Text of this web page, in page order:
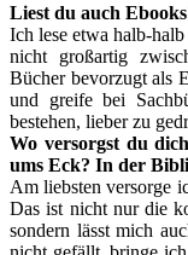
Liest du auch
Ich lese etwa halb-
nicht großartig
Bücher bevorzugt als
und greife bei
bestehen, lieber zu
Wo versorgst du
ums Eck? In der
Am liebsten versorge
Das ist nicht nur die
sondern lässt mich